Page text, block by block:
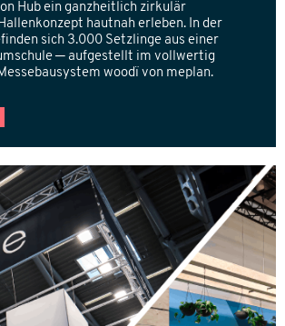
Hub ein ganzheitlich zirkulär
hautnah erleben. In der
sich 3.000 Setzlinge aus einer
─ aufgestellt im vollwertig
woodï von meplan.